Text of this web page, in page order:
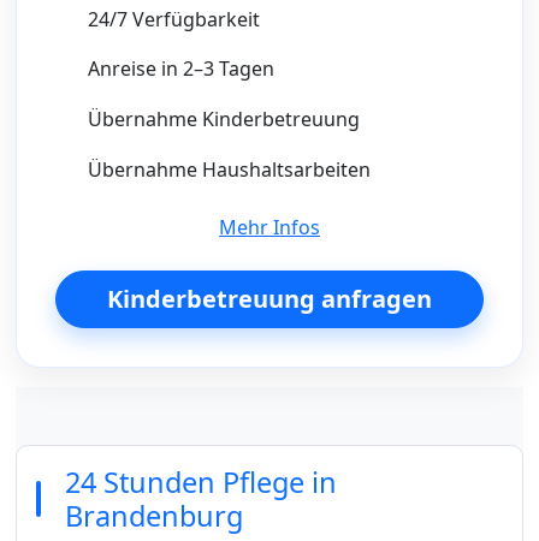
24/7 Verfügbarkeit
Anreise in 2–3 Tagen
Übernahme Kinderbetreuung
Übernahme Haushaltsarbeiten
Mehr Infos
Kinderbetreuung anfragen
24 Stunden Pflege in
Brandenburg